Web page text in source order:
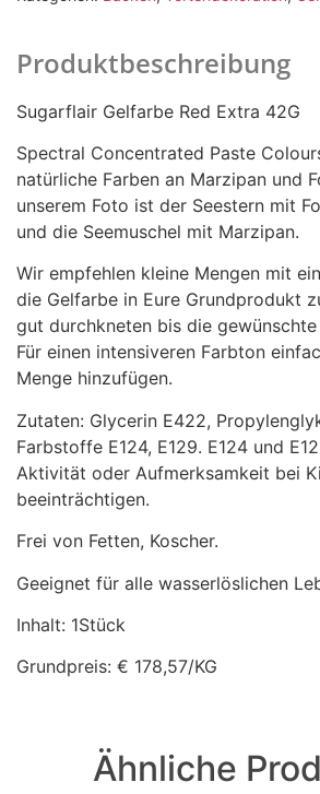
Produktbeschreibung
Sugarflair Gelfarbe Red Extra 42G
Spectral Concentrated Paste
natürliche Farben an Marzipan und
unserem Foto ist der Seestern mit
und die Seemuschel mit Marzipan.
Wir empfehlen kleine Mengen mit
die Gelfarbe in Eure Grundprodukt
gut durchkneten bis die
Für einen intensiveren Farbton
Menge hinzufügen.
Zutaten: Glycerin E422,
Farbstoffe E124, E129. E124 und
Aktivität oder Aufmerksamkeit bei
beeinträchtigen.
Frei von Fetten, Koscher.
Geeignet für alle wasserlöslichen
Inhalt: 1Stück
Grundpreis: € 178,57/KG
Ähnliche